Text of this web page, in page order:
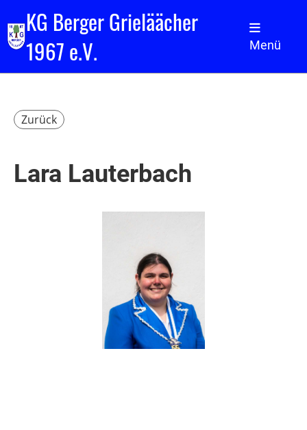
KG Berger Grieläächer
1967 e.V.
Menü
Zurück
Lara Lauterbach